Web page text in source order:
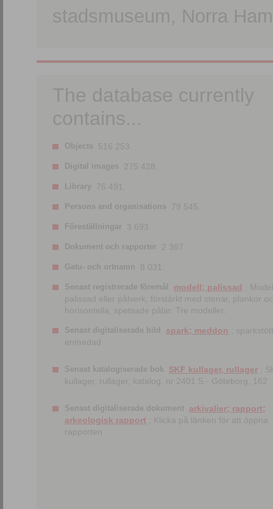
stadsmuseum, Norra
The database currently
contains...
Objects 516 253.
Digital images 275 428.
Library 76 491.
Persons and organisations 79 545.
Föreställningar 3 693.
Dokument och rapporter 2 387.
Gatu- och ortnamn 8 031.
Senast registrerade föremål modell; palissad
;
palissad eller pålverk, förstärkt med stenar, plankor
horisontella, spetsade pålar. Tre modeller.
Senast digitaliserade bild spark; meddon ;
enmedad
Senast katalogiserade bok SKF kullager, rullager ;
kullager, rullager, katalog. nr 2401 S.- Göteborg, 162
Senast digitaliserade dokument arkivalier; rapport;
arkeologisk rapport ; Klicka på länken för att öppna
rapporten